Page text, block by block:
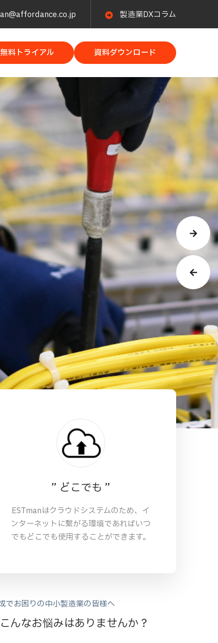
製造業DXコラム
無料トライアル 資料ダウンロード
” どこでも ”
ESTmanはクラウドシステムのため、イ
ンターネットに繋がる環境であればいつ
でもどこでも使用することができます。
でお困りの中小製造業の皆様へ
んなお悩みはありませんか？